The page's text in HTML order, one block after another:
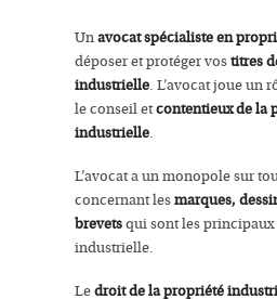
Unavocat spécialiste en
déposer et protéger vostitres
industrielle. L’avocat joue un
le conseil etcontentieux de la
industrielle.
L’avocat a un monopole sur
concernant lesmarques,
brevetsqui sont les
industrielle.
Ledroit de la propriété